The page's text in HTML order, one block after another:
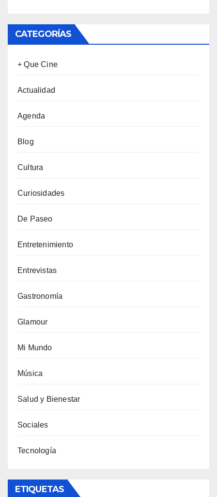
CATEGORÍAS
+ Que Cine
Actualidad
Agenda
Blog
Cultura
Curiosidades
De Paseo
Entretenimiento
Entrevistas
Gastronomía
Glamour
Mi Mundo
Música
Salud y Bienestar
Sociales
Tecnología
ETIQUETAS